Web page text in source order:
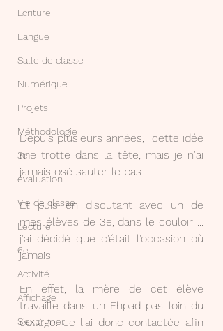
Ecriture
Langue
Salle de classe
Numérique
Projets
Méthodologie
3e
évaluation
Vie de classe
Lecture
6e
Activité
Affichage
S'exprimer
Depuis plusieurs années,  cette idée
me trotte dans la tête, mais je n'ai
jamais osé sauter le pas.
Et puis en discutant avec un de
mes élèves de 3e, dans le couloir ...
j'ai décidé que c'était l'occasion où
jamais.
En effet, la mère de cet élève
travaille dans un Ehpad pas loin du
collège. Je l'ai donc contactée afin